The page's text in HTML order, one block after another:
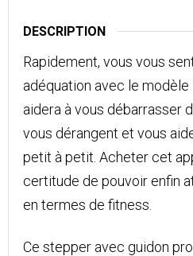
DESCRIPTION
Rapidement, vous vous
adéquation avec le
aidera à vous débarrasser
vous dérangent et vous
petit à petit. Acheter cet
certitude de pouvoir enfin
en termes de fitness.
Ce stepper avec guidon